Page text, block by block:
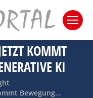
KOMMT
KI
Bewegung…